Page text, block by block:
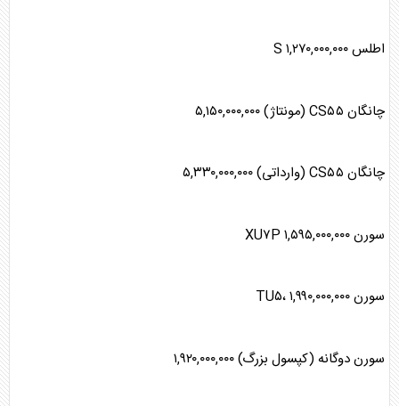
اطلس
چانگان CS۵۵ (مونتاژ) ۵,۱۵۰,۰۰۰,۰۰۰
چانگان CS۵۵ (وارداتی) ۵,۳۳۰,۰۰۰,۰۰۰
سورن XU۷P ۱,۵۹۵,۰۰۰,۰۰۰
سورن TU۵، ۱,۹۹۰,۰۰۰,۰۰۰
سورن دوگانه (کپسول بزرگ) ۱,۹۲۰,۰۰۰,۰۰۰